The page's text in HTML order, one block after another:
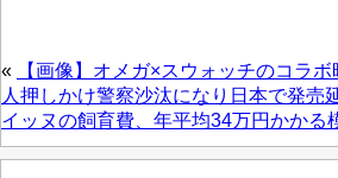
«
【画像】オメガ×スウォッチのコラ
人押しかけ警察沙汰になり日本で発売
イッヌの飼育費、年平均34万円かかる